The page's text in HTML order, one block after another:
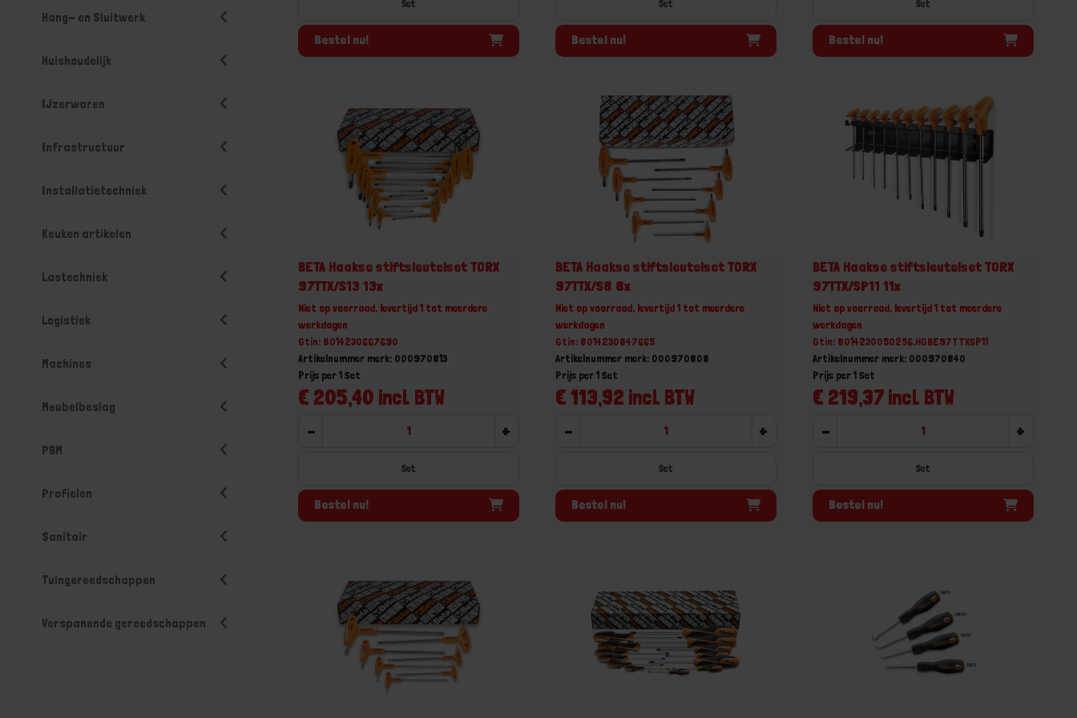
Hang- en Sluitwerk
Huishoudelijk
IJzerwaren
Infrastructuur
Installatietechniek
Keuken artikelen
Lastechniek
Logistiek
Machines
Meubelbeslag
PBM
Profielen
Sanitair
Tuingereedschappen
Verspanende gereedschappen
Set
Bestel nu!
Set
Bestel nu!
Set
Bestel nu!
BETA Haakse stiftsleutelset TORX
97TTX/S13 13x
Niet op voorraad, levertijd 1 tot meerdere
werkdagen
Gtin: 8014230667690
Artikelnummer merk: 000970813
€ 205,40 incl. BTW
Prijs per 1 Set
- +
Set
Bestel nu!
BETA Haakse stiftsleutelset TORX
97TTX/S8 8x
Niet op voorraad, levertijd 1 tot meerdere
werkdagen
Gtin: 8014230847665
Artikelnummer merk: 000970808
€ 113,92 incl. BTW
Prijs per 1 Set
- +
Set
Bestel nu!
BETA Haakse stiftsleutelset TORX
97TTX/SP11 11x
Niet op voorraad, levertijd 1 tot meerdere
werkdagen
Gtin: 8014230050256,HGBE97TTXSP11
Artikelnummer merk: 000970840
€ 219,37 incl. BTW
Prijs per 1 Set
- +
Set
Bestel nu!